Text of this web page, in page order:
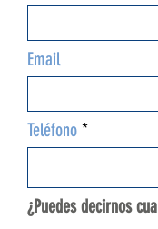
Email
Teléfono
¿Puedes decirnos